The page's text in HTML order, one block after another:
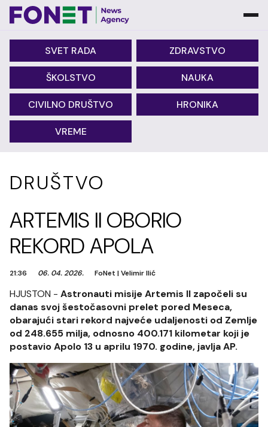
SVET RADA ZDRAVSTVO
ŠKOLSTVO NAUKA
CIVILNO DRUŠTVO HRONIKA
VREME
DRUŠTVO
ARTEMIS II OBORIO
REKORD APOLA
21:36 06. 04. 2026. FoNet |Velimir Ilić
HJUSTON - Astronauti misije Artemis II započeli su
danas svoj šestočasovni prelet pored Meseca,
obarajući stari rekord najveće udaljenosti od Zemlje
od 248.655 milja, odnosno 400.171 kilometar koji je
postavio Apolo 13 u aprilu 1970. godine, javlja AP.